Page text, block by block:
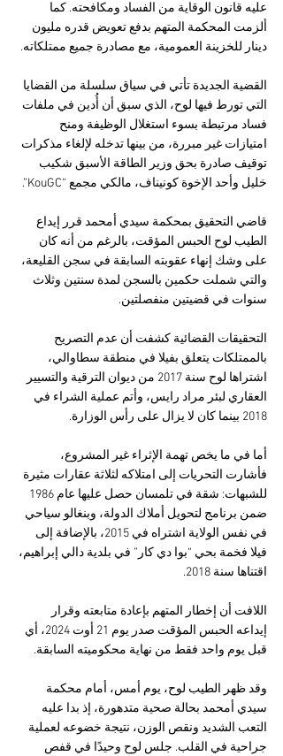
عليه قانون الوقاية من الفساد ومكافحته. كما
ألزمت المحكمة المتهم بدفع تعويض قدره مليون
دينار للخزينة العمومية، مع مصادرة جميع ممتلكاته.
القضية الجديدة تأتي في سياق سلسلة من القضايا
التي تورط فيها لوح، الذي سبق أن أُدين في ملفات
فساد مرتبطة بسوء استغلال الوظيفة ومنح
امتيازات غير مبررة، من بينها تدخله لإلغاء مذكرات
توقيف صادرة بحق وزير الطاقة الأسبق شكيب
خليل وأحد الإخوة كونيناف، مالكي مجمع “KouGC”.
قاضي التحقيق بمحكمة سيدي أمحمد قرر إيداع
الطيب لوح الحبس المؤقت، بالرغم من أنه كان
على وشك إنهاء عقوبته السابقة في سجن القليعة،
والتي شملت حكمين بالسجن لمدة سنتين وثلاث
سنوات في قضيتين منفصلتين.
التحقيقات القضائية كشفت أن عدم التصريح
بالممتلكات يتعلق بفيلا في منطقة سطاوالي،
اشتراها لوح سنة 2017 من ديوان الترقية والتسيير
العقاري لبئر مراد رايس، وأتم عملية الشراء في
2018 بينما كان لا يزال على رأس الوزارة.
أما في ما يخص تهمة الإثراء غير المشروع،
فأشارت التحريات إلى امتلاكه لثلاثة عقارات مثيرة
ضمن برنامج لتحويل أملاك الدولة، وبنغالو سياحي
في نفس الولاية اشتراه في 2015، بالإضافة إلى
فيلا فخمة بحي “بوا دي كار” في بلدية دالي إبراهيم،
اقتناها سنة 2018.
اللافت أن إخطار المتهم بإعادة متابعته وقرار
إيداعه الحبس المؤقت صدر يوم 21 أوت 2024، أي
قبل يوم واحد فقط من نهاية محكوميته السابقة.
وقد ظهر الطيب لوح، يوم أمس، أمام محكمة
سيدي أمحمد بحالة صحية متدهورة، إذ بدا عليه
التعب الشديد ونقص الوزن، نتيجة خضوعه لعملية
جراحية في القلب. جلس لوح وحيدًا في قفص